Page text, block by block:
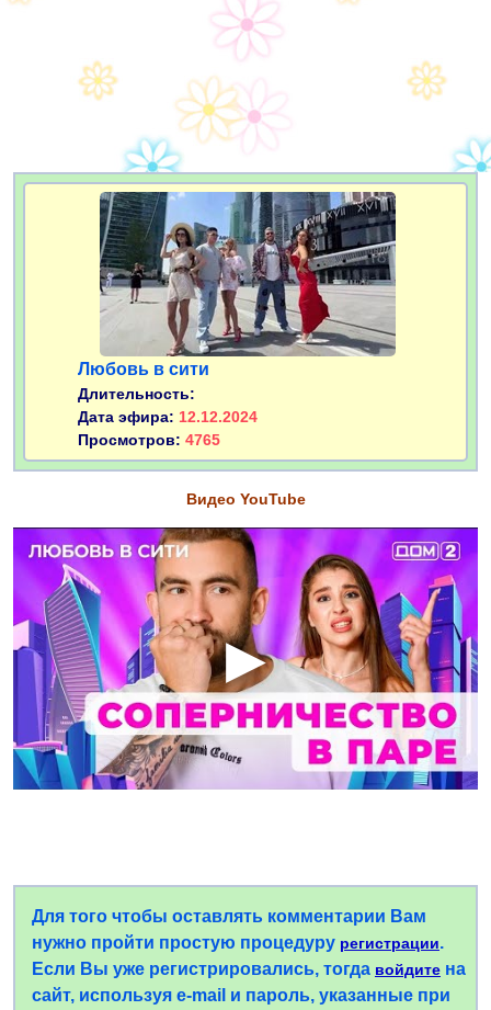
Любовь в сити
Длительность:
Дата эфира: 12.12.2024
Просмотров: 4765
Видео YouTube
Для того чтобы оставлять комментарии Вам
нужно пройти простую процедуру регистрации.
Если Вы уже регистрировались, тогда войдите на
сайт, используя e-mail и пароль, указанные при